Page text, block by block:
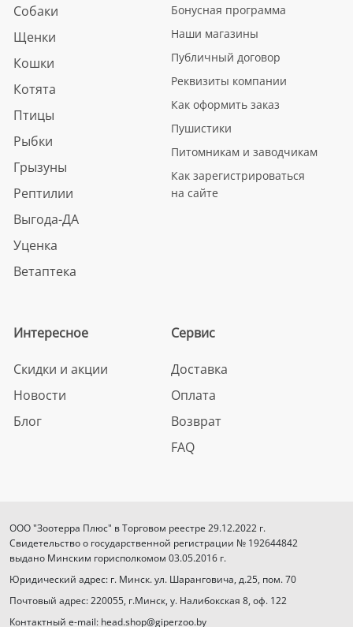
Собаки
Щенки
Кошки
Котята
Птицы
Рыбки
Грызуны
Рептилии
Выгода-ДА
Уценка
Ветаптека
Бонусная программа
Наши магазины
Публичный договор
Реквизиты компании
Как оформить заказ
Пушистики
Питомникам и заводчикам
Как зарегистрироваться
на сайте
Интересное
Скидки и акции
Новости
Блог
Сервис
Доставка
Оплата
Возврат
FAQ
ООО "Зоотерра Плюс" в Торговом реестре 29.12.2022 г.
Свидетельство о государственной регистрации № 192644842
выдано Минским горисполкомом 03.05.2016 г.
Юридический адрес: г. Минск. ул. Шаранговича, д.25, пом. 70
Почтовый адрес: 220055, г.Минск, у. Налибокская 8, оф. 122
Контактный e-mail: head.shop@giperzoo.by